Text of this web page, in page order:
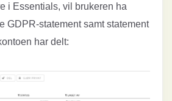
i Essentials, vil brukeren ha
GDPR-statement samt statement
har delt: